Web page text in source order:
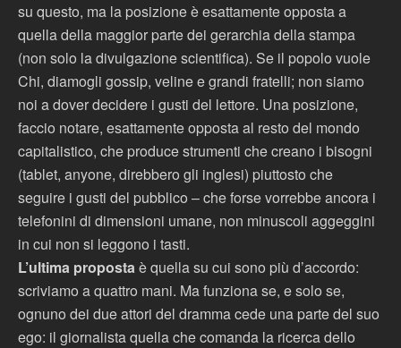
su questo, ma la posizione è esattamente opposta a
quella della maggior parte dei gerarchia della stampa
(non solo la divulgazione scientifica). Se il popolo vuole
Chi, diamogli gossip, veline e grandi fratelli; non siamo
noi a dover decidere i gusti del lettore. Una posizione,
faccio notare, esattamente opposta al resto del mondo
capitalistico, che produce strumenti che creano i bisogni
(tablet, anyone, direbbero gli inglesi) piuttosto che
seguire i gusti del pubblico – che forse vorrebbe ancora i
telefonini di dimensioni umane, non minuscoli aggeggini
in cui non si leggono i tasti.
L’ultima propostaè quella su cui sono più d’accordo:
scriviamo a quattro mani. Ma funziona se, e solo se,
ognuno dei due attori del dramma cede una parte del suo
ego: il giornalista quella che comanda la ricerca dello